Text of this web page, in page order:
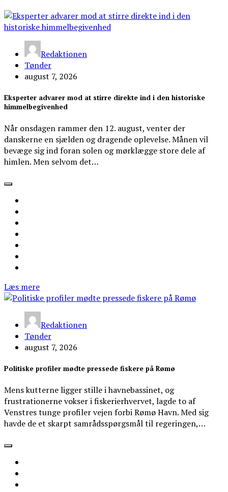
Redaktionen
Tønder
august 7, 2026
Eksperter advarer mod at stirre direkte ind i den historiske
himmelbegivenhed
Når onsdagen rammer den 12. august, venter der
danskerne en sjælden og dragende oplevelse. Månen vil
bevæge sig ind foran solen og mørklægge store dele af
himlen. Men selvom det…
Læs mere
Redaktionen
Tønder
august 7, 2026
Politiske profiler mødte pressede fiskere på Rømø
Mens kutterne ligger stille i havnebassinet, og
frustrationerne vokser i fiskerierhvervet, lagde to af
Venstres tunge profiler vejen forbi Rømø Havn. Med sig
havde de et skarpt samrådsspørgsmål til regeringen,…